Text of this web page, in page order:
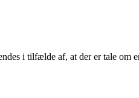
i tilfælde af, at der er tale